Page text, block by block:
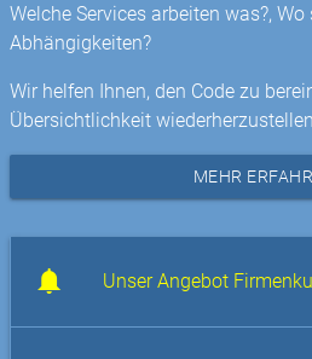
Welche Services arbeiten was?,
Abhängigkeiten?
Wir helfen Ihnen, den Code zu
Übersichtlichkeit
MEHR
Unser Angebot